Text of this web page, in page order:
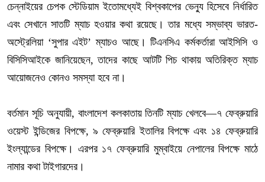
চেন্নাইয়ের চেপক স্টেডিয়াম ইতোমধ্যেই বিশ্বকাপের ভেন্যু হিসেবে নির্ধারিত
এবং সেখানে সাতটি ম্যাচ হওয়ার কথা রয়েছে। তার মধ্যে সম্ভাব্য ভারত-
অস্ট্রেলিয়া ‘সুপার এইট’ ম্যাচও আছে। টিএনসিএ কর্মকর্তারা আইসিসি ও
বিসিসিআইকে জানিয়েছেন, তাদের কাছে আটটি পিচ থাকায় অতিরিক্ত ম্যাচ
আয়োজনেও কোনও সমস্যা হবে না।
বর্তমান সূচি অনুযায়ী, বাংলাদেশ কলকাতায় তিনটি ম্যাচ খেলবে—৭ ফেব্রুয়ারি
ওয়েস্ট ইন্ডিজের বিপক্ষে, ৯ ফেব্রুয়ারি ইতালির বিপক্ষে এবং ১৪ ফেব্রুয়ারি
ইংল্যান্ডের বিপক্ষে। এরপর ১৭ ফেব্রুয়ারি মুম্বাইয়ে নেপালের বিপক্ষে মাঠে
নামার কথা টাইগারদের।